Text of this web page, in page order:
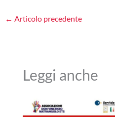
← Articolo precedente
Leggi anche